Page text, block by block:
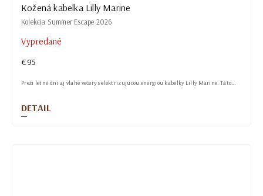
Kožená kabelka Lilly Marine
Kolekcia Summer Escape 2026
Vypredané
€95
DETAIL
Preži letné dni aj vlahé večery s elektrizujúcou energiou kabelky Lilly Marine. Táto...